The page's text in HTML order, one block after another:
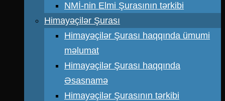
NMİ-nin Elmi Şurasının tərkibi
Himayəçilər Şurası
Himayəçilər Şurası haqqında ümumi
məlumat
Himayəçilər Şurası haqqında
Əsasnamə
Himayəçilər Şurasının tərkibi